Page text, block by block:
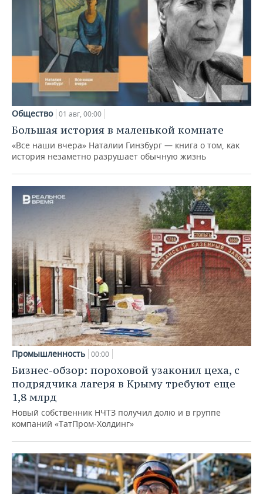
Общество 01 авг, 00:00
Большая история в маленькой комнате
«Все наши вчера» Наталии Гинзбург — книга о том, как
история незаметно разрушает обычную жизнь
Промышленность 00:00
Бизнес-обзор: пороховой узаконил цеха, с
подрядчика лагеря в Крыму требуют еще
1,8 млрд
Новый собственник НЧТЗ получил долю и в группе
компаний «ТатПром-Холдинг»